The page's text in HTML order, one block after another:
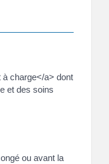
charge</a> dont
et des soins
ou avant la